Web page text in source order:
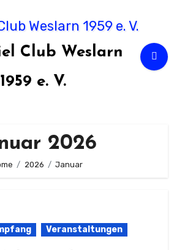
Club Weslarn
1959 e. V.
2026
2026 Januar
Veranstaltungen